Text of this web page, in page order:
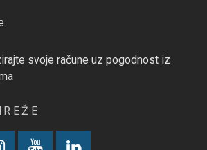
svoje račune uz pogodnost iz